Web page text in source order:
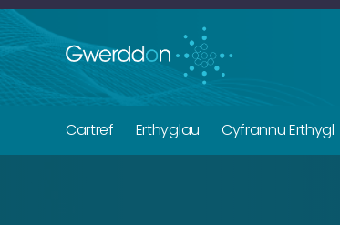
Cartref Erthyglau Cyfrannu Erthygl